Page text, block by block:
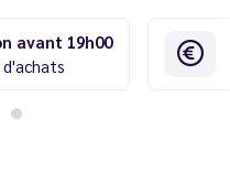
avant 19h00